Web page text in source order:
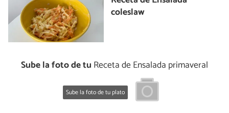
coleslaw
Sube la foto de tu Receta de Ensalada primaveral
Sube la foto de tu plato